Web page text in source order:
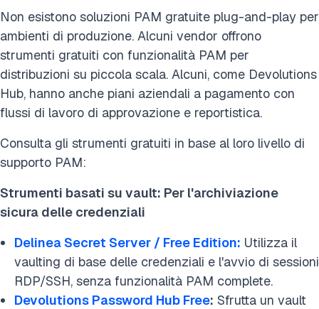
Non esistono soluzioni PAM gratuite plug-and-play per
ambienti di produzione. Alcuni vendor offrono
strumenti gratuiti con funzionalità PAM per
distribuzioni su piccola scala. Alcuni, come Devolutions
Hub, hanno anche piani aziendali a pagamento con
flussi di lavoro di approvazione e reportistica.
Consulta gli strumenti gratuiti in base al loro livello di
supporto PAM:
Strumenti basati su vault: Per l'archiviazione
sicura delle credenziali
Delinea Secret Server / Free Edition: Utilizza il
vaulting di base delle credenziali e l'avvio di sessioni
RDP/SSH, senza funzionalità PAM complete.
Devolutions Password Hub Free: Sfrutta un vault